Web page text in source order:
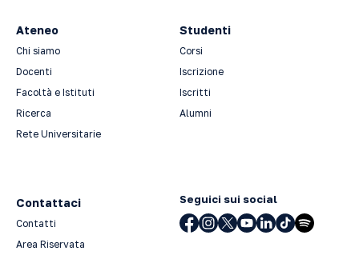
Ateneo
Chi siamo
Docenti
Facoltà e Istituti
Ricerca
Rete Universitarie
Studenti
Corsi
Iscrizione
Iscritti
Alumni
Contattaci
Contatti
Area Riservata
Seguici sui social